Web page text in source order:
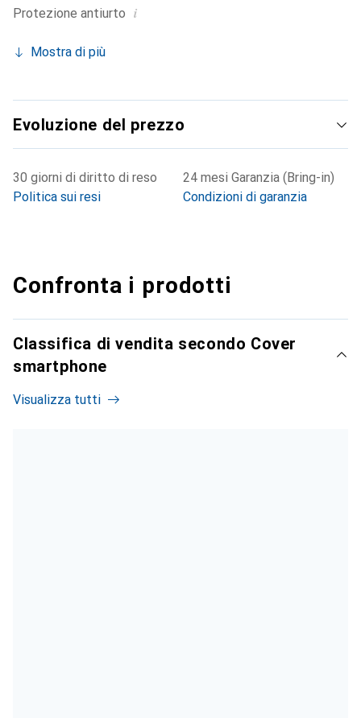
Protezione antiurto i
Mostra di più
Evoluzione del prezzo
30 giorni di diritto di reso
Politica sui resi
24 mesi Garanzia (Bring-in)
Condizioni di garanzia
Confronta i prodotti
Classifica di vendita secondo Cover
smartphone
Visualizza tutti